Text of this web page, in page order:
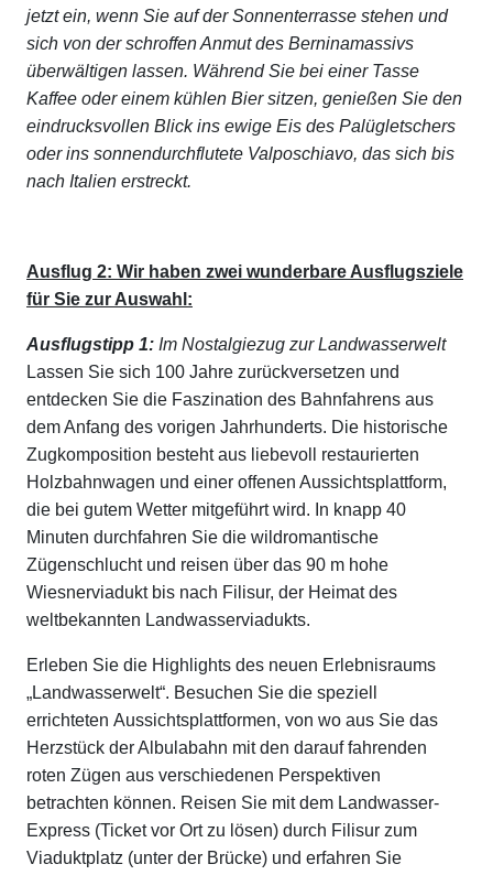
jetzt ein, wenn Sie auf der Sonnenterrasse stehen und
sich von der schroffen Anmut des Berninamassivs
überwältigen lassen. Während Sie bei einer Tasse
Kaffee oder einem kühlen Bier sitzen, genießen Sie den
eindrucksvollen Blick ins ewige Eis des Palügletschers
oder ins sonnendurchflutete Valposchiavo, das sich bis
nach Italien erstreckt.
Ausflug 2: Wir haben zwei wunderbare Ausflugsziele
für Sie zur Auswahl:
Ausflugstipp 1: Im Nostalgiezug zur Landwasserwelt
Lassen Sie sich 100 Jahre zurückversetzen und
entdecken Sie die Faszination des Bahnfahrens aus
dem Anfang des vorigen Jahrhunderts. Die historische
Zugkomposition besteht aus liebevoll restaurierten
Holzbahnwagen und einer offenen Aussichtsplattform,
die bei gutem Wetter mitgeführt wird. In knapp 40
Minuten durchfahren Sie die wildromantische
Zügenschlucht und reisen über das 90 m hohe
Wiesnerviadukt bis nach Filisur, der Heimat des
weltbekannten Landwasserviadukts.
Erleben Sie die Highlights des neuen Erlebnisraums
„Landwasserwelt“. Besuchen Sie die speziell
errichteten Aussichtsplattformen, von wo aus Sie das
Herzstück der Albulabahn mit den darauf fahrenden
roten Zügen aus verschiedenen Perspektiven
betrachten können. Reisen Sie mit dem Landwasser-
Express (Ticket vor Ort zu lösen) durch Filisur zum
Viaduktplatz (unter der Brücke) und erfahren Sie